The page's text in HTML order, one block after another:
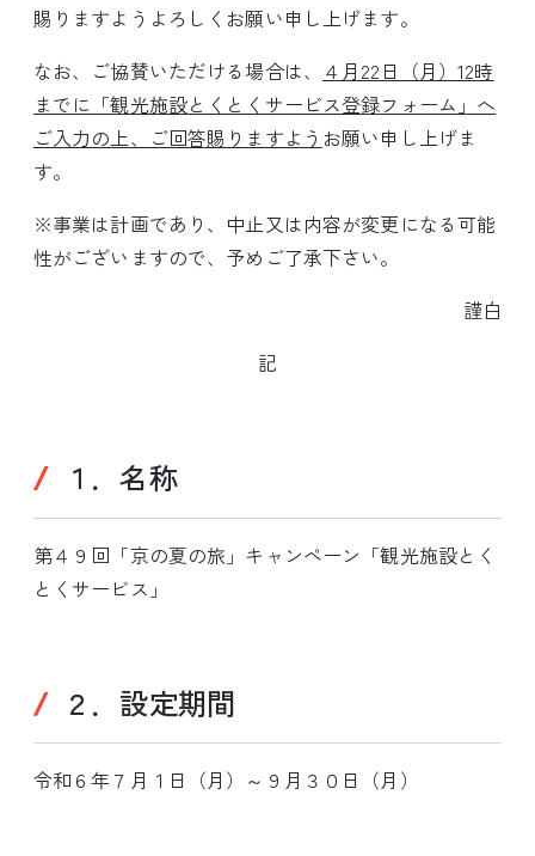
賜りますようよろしくお願い申し上げます。
なお、ご協賛いただける場合は、 ４月22日（月）12時
までに「観光施設とくとくサービス登録フォーム」へ
ご入力の上、ご回答賜りますよう お願い申し上げま
す。
※事業は計画であり、中止又は内容が変更になる可能
性がございますので、予めご了承下さい。
謹白
記
１．名称
第４９回「京の夏の旅」キャンペーン「観光施設とく
とくサービス」
２．設定期間
令和６年７月１日（月）～９月３０日（月）